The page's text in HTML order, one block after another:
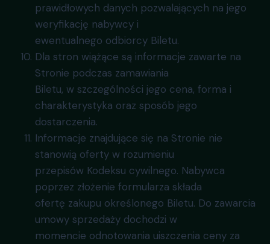
prawidłowych danych pozwalających na jego
weryfikację nabywcy i
ewentualnego odbiorcy Biletu.
Dla stron wiążące są informacje zawarte na
Stronie podczas zamawiania
Biletu, w szczególności jego cena, forma i
charakterystyka oraz sposób jego
dostarczenia.
Informacje znajdujące się na Stronie nie
stanowią oferty w rozumieniu
przepisów Kodeksu cywilnego. Nabywca
poprzez złożenie formularza składa
ofertę zakupu określonego Biletu. Do zawarcia
umowy sprzedaży dochodzi w
momencie odnotowania uiszczenia ceny za